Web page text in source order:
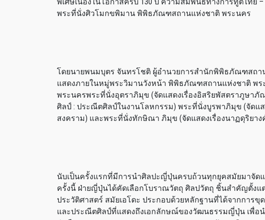
พระที่นั่งศิวโมกขพิมาน พิพิธภัณฑสถานแห่งชาติ พระนคร
โดยนายพนมบุตร จันทรโชติ ผู้อำนวยการสำนักพิพิธภัณฑสถ
แสดงภายในหมู่พระวิมานวังหน้า พิพิธภัณฑสถานแห่งชาติ พร
พระนครพระที่นั่งอุตราภิมุข (จัดแสดงเรื่องอิสริยพัสตราภูษา
ศิลป์ : ประณีตศิลป์ในงานโลหกรรม) พระที่นั่งบูรพาภิมุข (จัดแส
สงคราม) และพระที่นั่งทักษิณา ภิมุข (จัดแสดงเรื่องนาฏดุริยา
นับเป็นครั้งแรกที่มีการนำศิลปะญี่ปุ่นครบถ้วนทุกยุคสมัยมาจัด
ครั้งนี้ ฝ่ายญี่ปุ่นได้คัดเลือกโบราณวัตถุ ศิลปวัตถุ ชิ้นสำคัญตั้งแ
ประวัติศาสตร์ สมัยเอโดะ ประกอบด้วยหลักฐานที่ได้จากการ
และประณีตศิลป์ที่แสดงถึงเอกลักษณ์ของวัฒนธรรมญี่ปุ่น เพื่อน